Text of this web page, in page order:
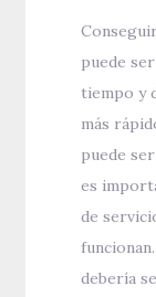
puede
tiempo y
más
puede
es
de
debería